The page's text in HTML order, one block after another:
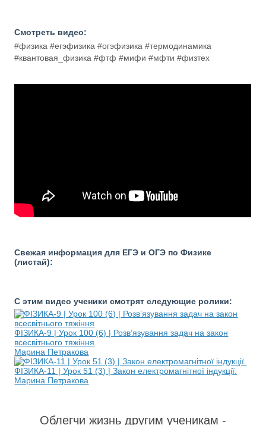
Смотреть видео:
#физика #егэфизика #огэфизика #термодинамика
#квантовая_физика #фтф #мифи #мфти #физтех
Свежая информация для ЕГЭ и ОГЭ по Физике
(листай):
С этим видео ученики смотрят следующие ролики:
ФІЗИКА-9 | Урок 100 (6) | Розв’язування задач на закон
всесвітнього тяжіння
Марина Петракова
ФІЗИКА-11 | Урок 51 (3) | Закон електромагнітної індукції.
Марина Петракова
Облегчи жизнь другим ученикам -